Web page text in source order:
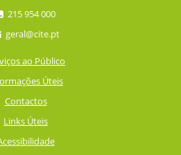
215 954 000
geral@cite.pt
ao Público
Úteis
Contactos
Links Úteis